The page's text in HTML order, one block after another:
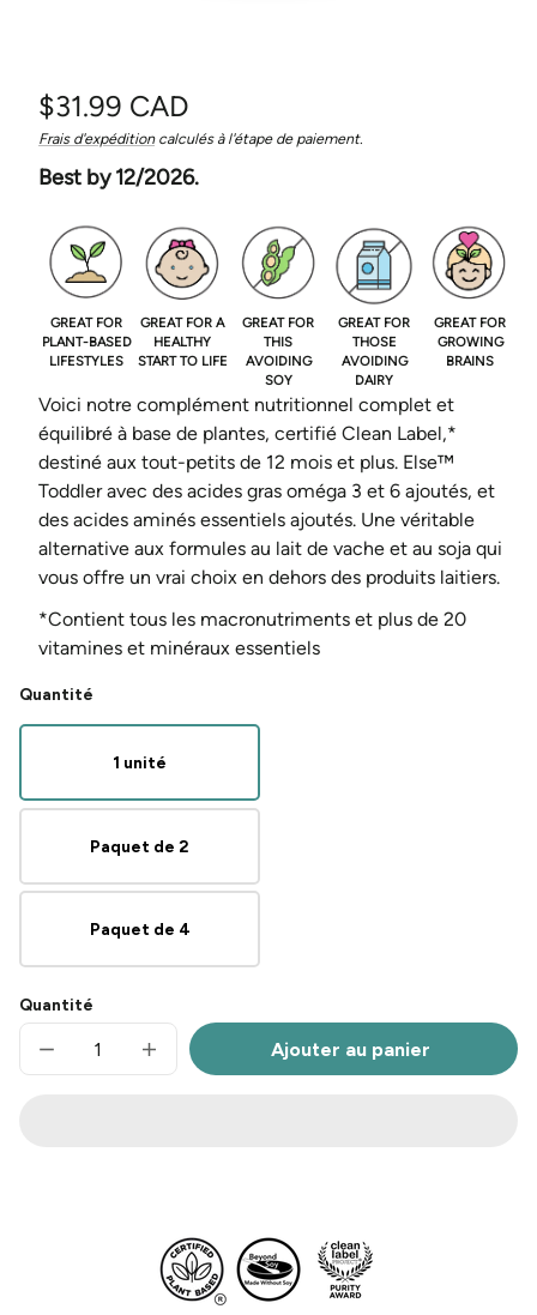
Prix
habituel
$31.99 CAD
Prix
unitaire
/
par
Frais d'expéditioncalculés à l'étape de paiement.
Best by 12/2026.
GREAT FOR
PLANT-BASED
LIFESTYLES
GREAT FOR A
HEALTHY
START TO LIFE
GREAT FOR
THIS
AVOIDING
SOY
GREAT FOR
THOSE
AVOIDING
DAIRY
GREAT FOR
GROWING
BRAINS
Voici notre complément nutritionnel complet et
équilibré à base de plantes, certifié Clean Label,*
destiné aux tout-petits de 12 mois et plus. Else™
Toddler avec des acides gras oméga 3 et 6 ajoutés, et
des acides aminés essentiels ajoutés. Une véritable
alternative aux formules au lait de vache et au soja qui
vous offre un vrai choix en dehors des produits laitiers.
*Contient tous les macronutriments et plus de 20
vitamines et minéraux essentiels
Quantité
1 unité
Paquet de 2
Paquet de 4
Quantité
Réduire
la
Augmenter
la
supplément
nutritionnel
destiné
aux
Ajouter au panier